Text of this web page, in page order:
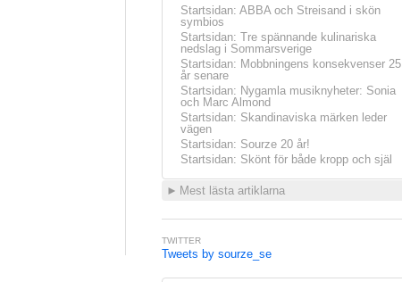
Startsidan: ABBA och Streisand i skön
symbios
Startsidan: Tre spännande kulinariska
nedslag i Sommarsverige
Startsidan: Mobbningens konsekvenser 25
år senare
Startsidan: Nygamla musiknyheter: Sonia
och Marc Almond
Startsidan: Skandinaviska märken leder
vägen
Startsidan: Sourze 20 år!
Startsidan: Skönt för både kropp och själ
► Mest lästa artiklarna
TWITTER
Tweets by sourze_se